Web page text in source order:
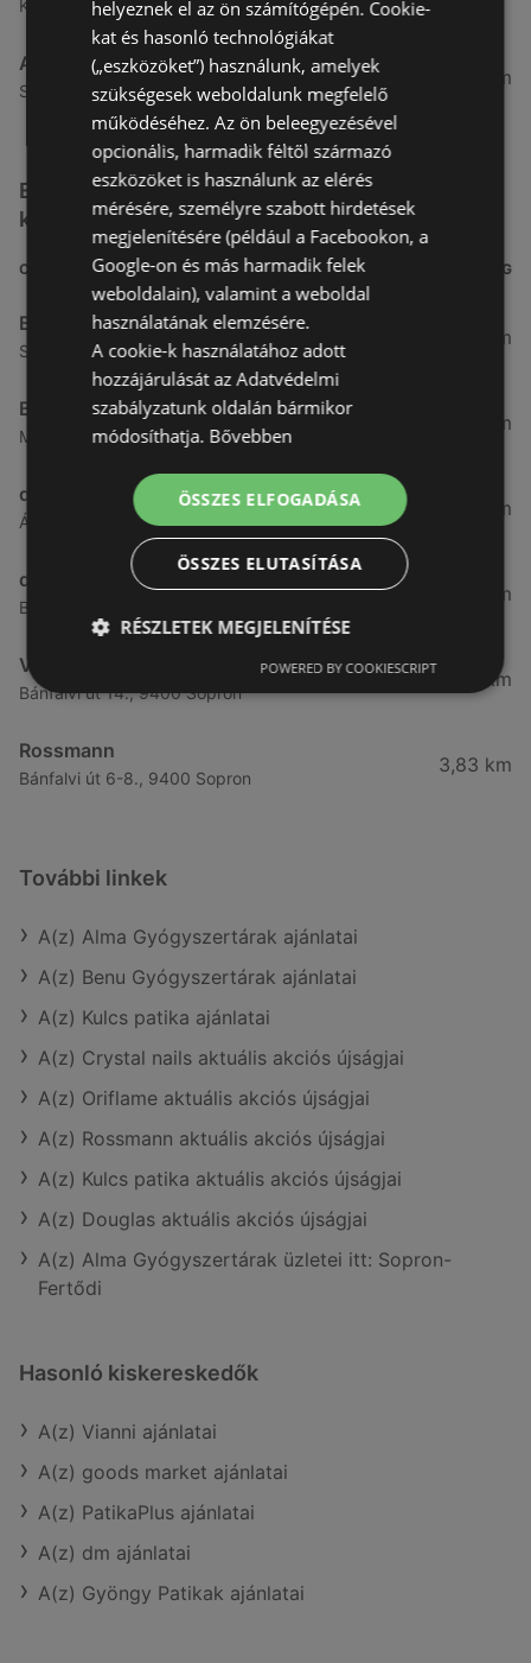
Kertekalja u. 1, 9437 Hegykő
Alma Gyógyszertárak
Szabadság u. 31, 9431 Fertőd
27,8 km
Egyéb Kozmetikumok és Drogéria üzletek a
közelben
CÍM TÁVOLSÁG
Benu Gyógyszertárak
Soproni utca 18., 9423 Ágfalva
0,27 km
Benu Gyógyszertárak
Malompatak U.10, 9400 Sopron
2,55 km
dm
Ágfalvi út 4, 9400, 9400 Sopron
3,26 km
dm
Besenyő u. 23, 9400 Sopron
3,28 km
Vianni
Bánfalvi út 14., 9400 Sopron
3,57 km
Rossmann
Bánfalvi út 6-8., 9400 Sopron
3,83 km
További linkek
A(z) Alma Gyógyszertárak ajánlatai
A(z) Benu Gyógyszertárak ajánlatai
A(z) Kulcs patika ajánlatai
A(z) Crystal nails aktuális akciós újságjai
A(z) Oriflame aktuális akciós újságjai
A(z) Rossmann aktuális akciós újságjai
A(z) Kulcs patika aktuális akciós újságjai
A(z) Douglas aktuális akciós újságjai
A(z) Alma Gyógyszertárak üzletei itt: Sopron-
Fertődi
Hasonló kiskereskedők
A(z) Vianni ajánlatai
A(z) goods market ajánlatai
A(z) PatikaPlus ajánlatai
A(z) dm ajánlatai
A(z) Gyöngy Patikak ajánlatai
helyeznek el az ön számítógépén. Cookie-
kat és hasonló technológiákat
(„eszközöket”) használunk, amelyek
szükségesek weboldalunk megfelelő
működéséhez. Az ön beleegyezésével
opcionális, harmadik féltől származó
eszközöket is használunk az elérés
mérésére, személyre szabott hirdetések
megjelenítésére (például a Facebookon, a
Google-on és más harmadik felek
weboldalain), valamint a weboldal
használatának elemzésére.
A cookie-k használatához adott
hozzájárulását az Adatvédelmi
szabályzatunk oldalán bármikor
módosíthatja. Bővebben
ÖSSZES ELFOGADÁSA
ÖSSZES ELUTASÍTÁSA
RÉSZLETEK MEGJELENÍTÉSE
POWERED BY COOKIESCRIPT